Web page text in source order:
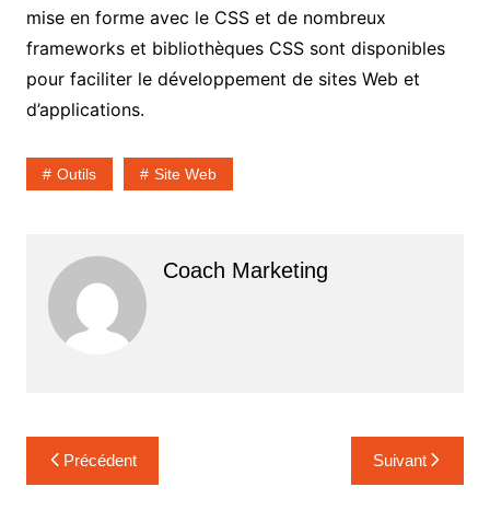
mise en forme avec le CSS et de nombreux
frameworks et bibliothèques CSS sont disponibles
pour faciliter le développement de sites Web et
d’applications.
Outils Site Web
Coach Marketing
Navigation
de
Précédent Suivant